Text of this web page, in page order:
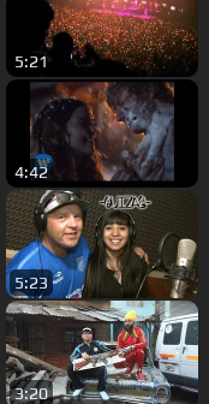
5:21
4:42
5:23
3:20